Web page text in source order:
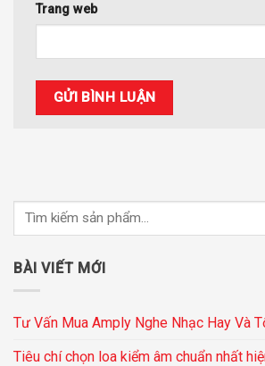
Trang web
BÀI VIẾT MỚI
Tư Vấn Mua Amply Nghe Nhạc Hay Và
Tiêu chí chọn loa kiểm âm chuẩn nhất